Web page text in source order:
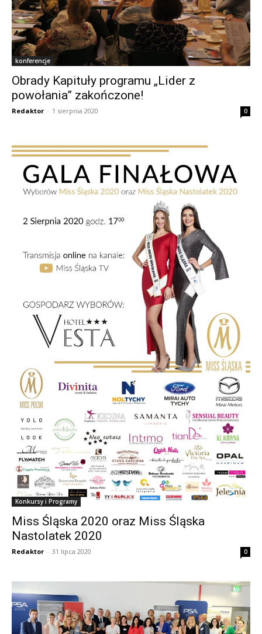
konferencje
Obrady Kapituły programu „Lider z
powołania” zakończone!
Redaktor - 1 sierpnia 2020 0
Konkursy i Programy
Miss Śląska 2020 oraz Miss Śląska
Nastolatek 2020
Redaktor - 31 lipca 2020 0